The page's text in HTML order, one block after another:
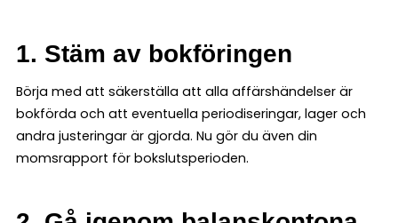
1. Stäm av bokföringen
Börja med att säkerställa att alla affärshändelser är
bokförda och att eventuella periodiseringar, lager och
andra justeringar är gjorda. Nu gör du även din
momsrapport för bokslutsperioden.